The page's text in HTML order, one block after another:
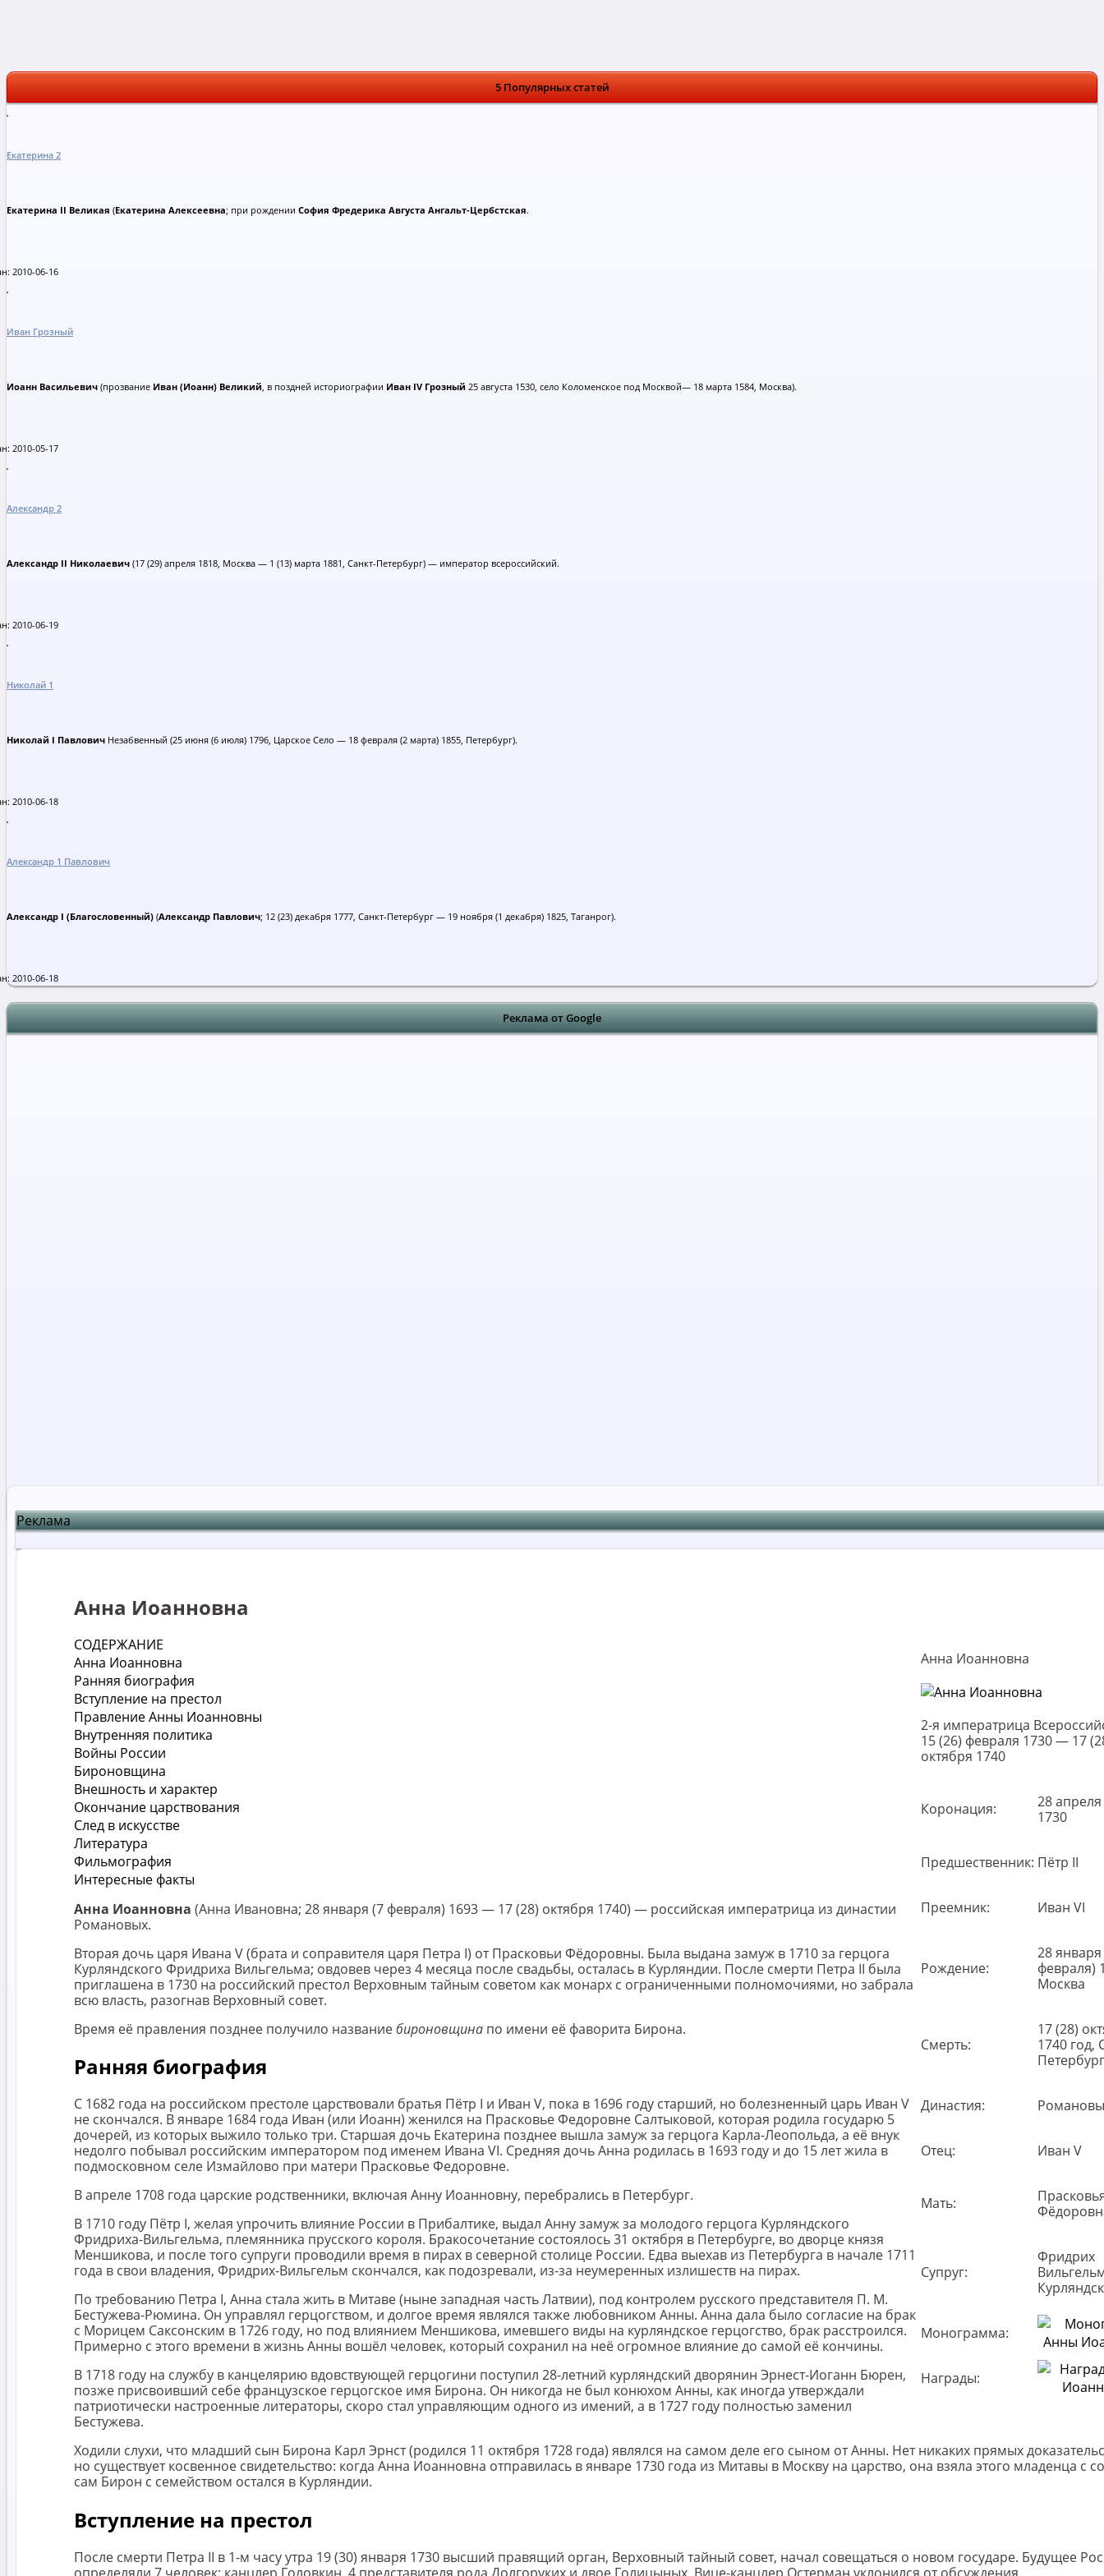
5 Популярных статей
Екатерина 2
Екатерина II Великая (Екатерина Алексеевна; при рождении София Фредерика Августа Ангальт-Цербстская.
2010-06-16
Иван Грозный
Иоанн Васильевич (прозвание Иван (Иоанн) Великий, в поздней историографии Иван IV Грозный 25 августа 1530, село Коломенское под Москвой— 18 марта 1584, Москва).
2010-05-17
Александр 2
Александр II Николаевич (17 (29) апреля 1818, Москва — 1 (13) марта 1881, Санкт-Петербург) — император всероссийский.
2010-06-19
Николай 1
Николай I Павлович Незабвенный (25 июня (6 июля) 1796, Царское Село — 18 февраля (2 марта) 1855, Петербург).
2010-06-18
Александр 1 Павлович
Александр I (Благословенный) (Александр Павлович; 12 (23) декабря 1777, Санкт-Петербург — 19 ноября (1 декабря) 1825, Таганрог).
2010-06-18
Реклама от Google
Реклама
Анна Иоанновна
Анна Иоанновна
2-я императрица
15 (26) февраля 1730 — 17
октября 1740
Коронация:
28
1730
Предшественник: Пётр II
Преемник: Иван VI
Рождение:
28 января
февраля)
Москва
Смерть:
17 (28)
1740 год,
Петербург
Династия: Романовы
Отец: Иван V
Мать:
Супруг:
Фридрих
Монограмма:
Награды:
СОДЕРЖАНИЕ
Анна Иоанновна
Ранняя биография
Вступление на престол
Правление Анны Иоанновны
Внутренняя политика
Войны России
Бироновщина
Внешность и характер
Окончание царствования
След в искусстве
Литература
Фильмография
Интересные факты
Анна Иоанновна (Анна Ивановна; 28 января (7 февраля) 1693 — 17 (28) октября 1740) — российская императрица из династии
Романовых.
Вторая дочь царя Ивана V (брата и соправителя царя Петра I) от Прасковьи Фёдоровны. Была выдана замуж в 1710 за герцога
Курляндского Фридриха Вильгельма; овдовев через 4 месяца после свадьбы, осталась в Курляндии. После смерти Петра II была
приглашена в 1730 на российский престол Верховным тайным советом как монарх с ограниченными полномочиями, но забрала
всю власть, разогнав Верховный совет.
Время её правления позднее получило названиебироновщина по имени её фаворита Бирона.
Ранняя биография
С 1682 года на российском престоле царствовали братья Пётр I и Иван V, пока в 1696 году старший, но болезненный царь Иван V
не скончался. В январе 1684 года Иван (или Иоанн) женился на Прасковье Федоровне Салтыковой, которая родила государю 5
дочерей, из которых выжило только три. Старшая дочь Екатерина позднее вышла замуж за герцога Карла-Леопольда, а её внук
недолго побывал российским императором под именем Ивана VI. Средняя дочь Анна родилась в 1693 году и до 15 лет жила в
подмосковном селе Измайлово при матери Прасковье Федоровне.
В апреле 1708 года царские родственники, включая Анну Иоанновну, перебрались в Петербург.
В 1710 году Пётр I, желая упрочить влияние России в Прибалтике, выдал Анну замуж за молодого герцога Курляндского
Фридриха-Вильгельма, племянника прусского короля. Бракосочетание состоялось 31 октября в Петербурге, во дворце князя
Меншикова, и после того супруги проводили время в пирах в северной столице России. Едва выехав из Петербурга в начале 1711
года в свои владения, Фридрих-Вильгельм скончался, как подозревали, из-за неумеренных излишеств на пирах.
По требованию Петра I, Анна стала жить в Митаве (ныне западная часть Латвии), под контролем русского представителя П. М.
Бестужева-Рюмина. Он управлял герцогством, и долгое время являлся также любовником Анны. Анна дала было согласие на брак
с Морицем Саксонским в 1726 году, но под влиянием Меншикова, имевшего виды на курляндское герцогство, брак расстроился.
Примерно с этого времени в жизнь Анны вошёл человек, который сохранил на неё огромное влияние до самой её кончины.
В 1718 году на службу в канцелярию вдовствующей герцогини поступил 28-летний курляндский дворянин Эрнест-Иоганн Бюрен,
позже присвоивший себе французское герцогское имя Бирона. Он никогда не был конюхом Анны, как иногда утверждали
патриотически настроенные литераторы, скоро стал управляющим одного из имений, а в 1727 году полностью заменил
Бестужева.
Ходили слухи, что младший сын Бирона Карл Эрнст (родился 11 октября 1728 года) являлся на самом деле его сыном от Анны. Нет никаких прямых
но существует косвенное свидетельство: когда Анна Иоанновна отправилась в январе 1730 года из Митавы в Москву на царство, она взяла этого младенца с
сам Бирон с семейством остался в Курляндии.
Вступление на престол
После смерти Петра II в 1-м часу утра 19 (30) января 1730 высший правящий орган, Верховный тайный совет, начал совещаться о новом государе. Будущее